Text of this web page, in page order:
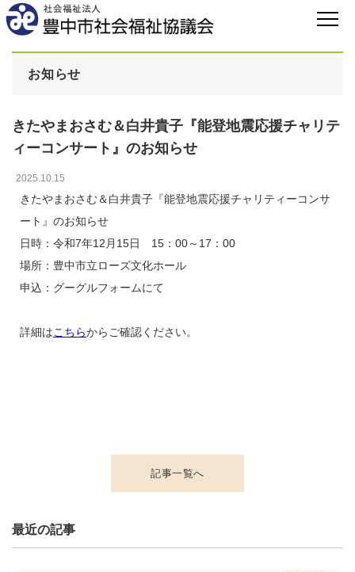
お知らせ
きたやまおさむ＆白井貴子『能登地震応援チャリテ
ィーコンサート』のお知らせ
2025.10.15
きたやまおさむ＆白井貴子『能登地震応援チャリティーコンサ
ート』のお知らせ
日時：令和7年12月15日 15：00～17：00
場所：豊中市立ローズ文化ホール
申込：グーグルフォームにて
詳細はこちらからご確認ください。
記事一覧へ
最近の記事